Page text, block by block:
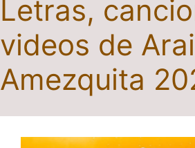
Letras,
videos de
Amezquita